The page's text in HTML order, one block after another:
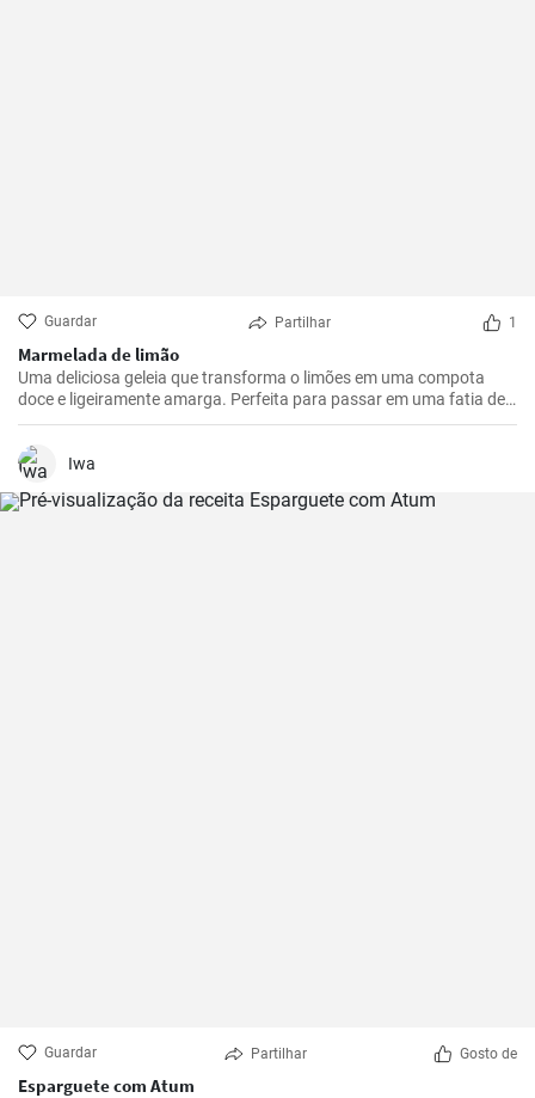
Guardar Partilhar 1
Marmelada de limão
Uma deliciosa geleia que transforma o limões em uma compota
doce e ligeiramente amarga. Perfeita para passar em uma fatia de
pão torrado ou usar como recheio para sobremesas.
Iwa
Guardar Partilhar Gosto de
Esparguete com Atum